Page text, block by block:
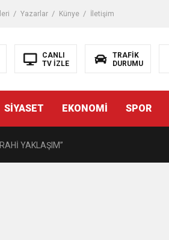
Yazarlar Künye İletişim
CANLI
TV İZLE
TRAFİK
DURUMU
SİYASET EKONOMİ SPOR
BİLGİLENDİRME
İÇİN ÇOK YARARLIDIR”
YAKLAŞIM”